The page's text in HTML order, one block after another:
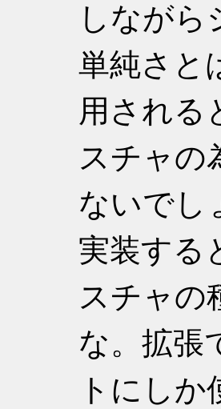
しながら
単純さと
用される
スチャの
ないでし
実装する
スチャの
な。拡張
トにし